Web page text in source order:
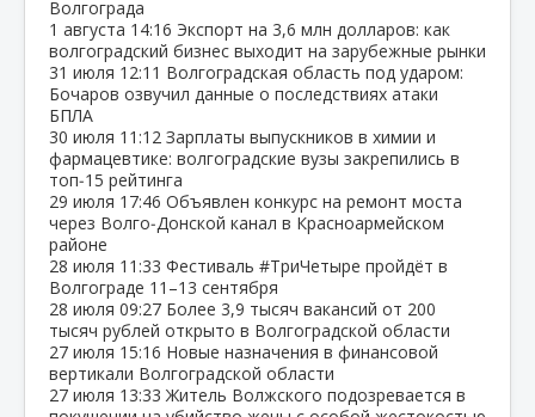
Волгограда
1 августа 14:16 Экспорт на 3,6 млн долларов: как
волгоградский бизнес выходит на зарубежные рынки
31 июля 12:11 Волгоградская область под ударом:
Бочаров озвучил данные о последствиях атаки
БПЛА
30 июля 11:12 Зарплаты выпускников в химии и
фармацевтике: волгоградские вузы закрепились в
топ‑15 рейтинга
29 июля 17:46 Объявлен конкурс на ремонт моста
через Волго‑Донской канал в Красноармейском
районе
28 июля 11:33 Фестиваль #ТриЧетыре пройдёт в
Волгограде 11–13 сентября
28 июля 09:27 Более 3,9 тысяч вакансий от 200
тысяч рублей открыто в Волгоградской области
27 июля 15:16 Новые назначения в финансовой
вертикали Волгоградской области
27 июля 13:33 Житель Волжского подозревается в